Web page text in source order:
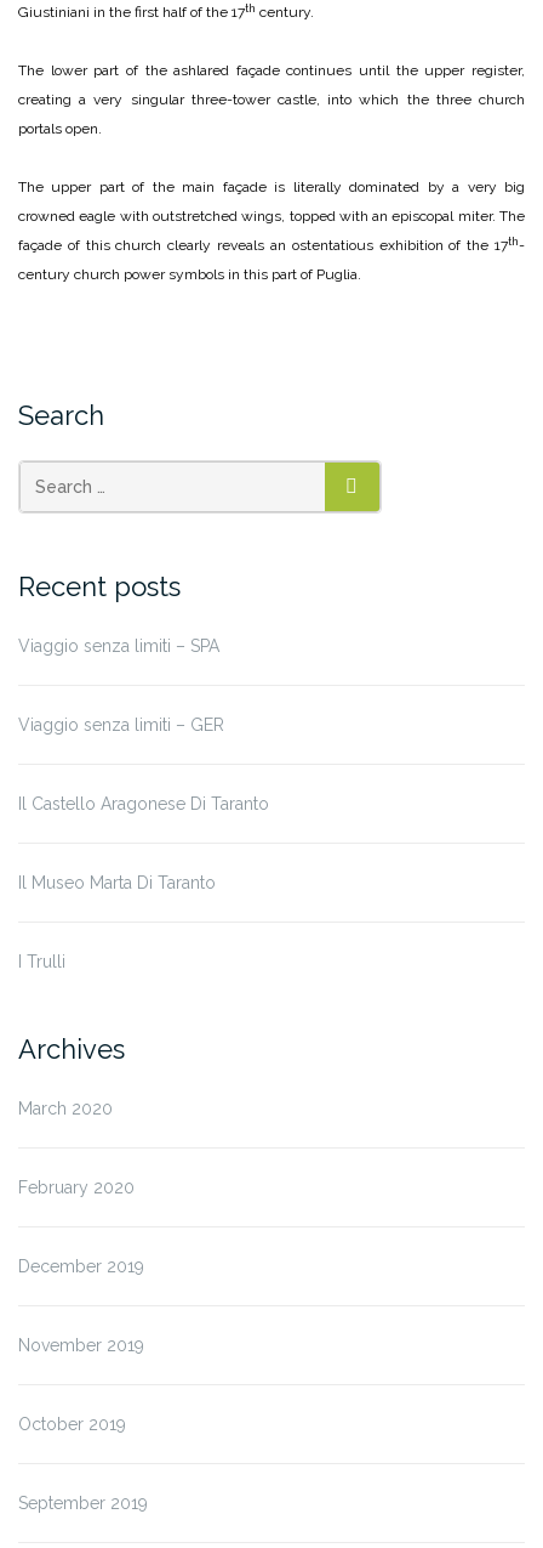
Giustiniani in the first half of the 17th century.
The lower part of the ashlared façade continues until the upper register,
creating a very singular three-tower castle, into which the three church
portals open.
The upper part of the main façade is literally dominated by a very big
crowned eagle with outstretched wings, topped with an episcopal miter. The
façade of this church clearly reveals an ostentatious exhibition of the 17th-
century church power symbols in this part of Puglia.
Search
SEARCH
Recent posts
Viaggio senza limiti – SPA
Viaggio senza limiti – GER
Il Castello Aragonese Di Taranto
Il Museo Marta Di Taranto
I Trulli
Archives
March 2020
February 2020
December 2019
November 2019
October 2019
September 2019